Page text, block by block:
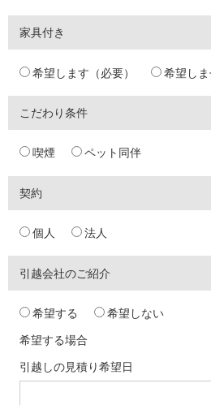
家具付き
希望します（必要） 希望しま
こだわり条件
喫煙 ペット同伴
契約
個人 法人
引越会社のご紹介
希望する 希望しない
希望する場合
引越しの見積り希望日